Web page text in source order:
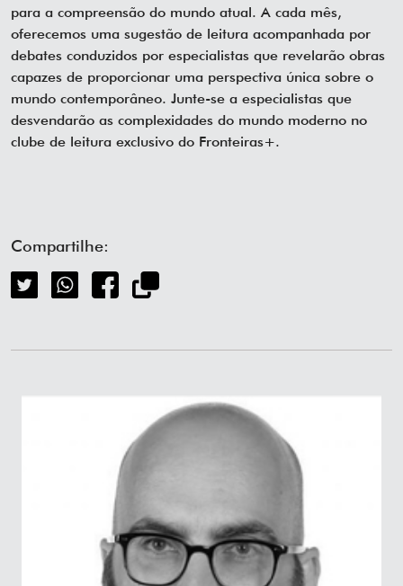
para a compreensão do mundo atual. A cada mês,
oferecemos uma sugestão de leitura acompanhada por
debates conduzidos por especialistas que revelarão obras
capazes de proporcionar uma perspectiva única sobre o
mundo contemporâneo. Junte-se a especialistas que
desvendarão as complexidades do mundo moderno no
clube de leitura exclusivo do Fronteiras+.
Compartilhe: